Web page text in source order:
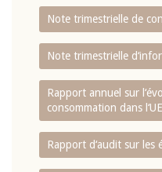
Note trimestrielle de
Note trimestrielle
Rapport annuel sur
consommation dans
Rapport d‘audit sur les